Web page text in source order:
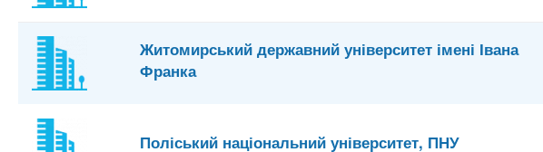
Житомирський державний університет імені Івана
Франка
Поліський національний університет, ПНУ